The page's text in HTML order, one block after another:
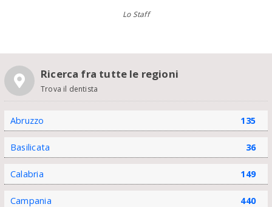
Lo Staff
Ricerca fra tutte le regioni
Trova il dentista
Abruzzo 135
Basilicata 36
Calabria 149
Campania 440